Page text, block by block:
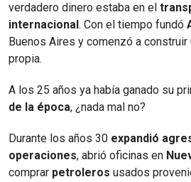
verdadero dinero estaba en el
internacional. Con el tiempo fundó
Buenos Aires y comenzó a construir
propia.
A los 25 años ya había ganado su
de la época, ¿nada mal no?
Durante los años 30 expandió
operaciones, abrió oficinas en
comprar petroleros usados